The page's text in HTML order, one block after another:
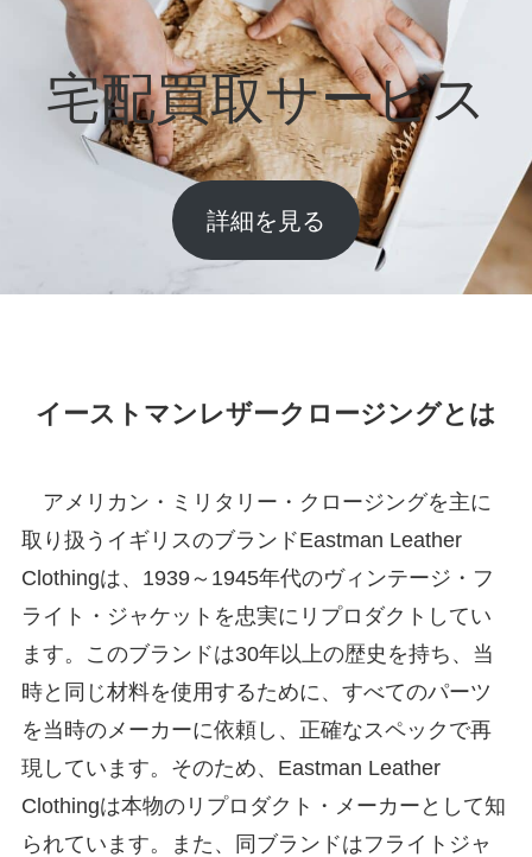
宅配買取サービス
詳細を見る
イーストマンレザークロージングとは
アメリカン・ミリタリー・クロージングを主に
取り扱うイギリスのブランドEastman Leather
Clothingは、1939～1945年代のヴィンテージ・フ
ライト・ジャケットを忠実にリプロダクトしてい
ます。このブランドは30年以上の歴史を持ち、当
時と同じ材料を使用するために、すべてのパーツ
を当時のメーカーに依頼し、正確なスペックで再
現しています。そのため、Eastman Leather
Clothingは本物のリプロダクト・メーカーとして知
られています。また、同ブランドはフライトジャ